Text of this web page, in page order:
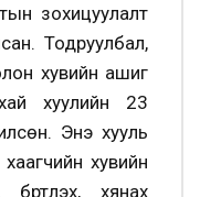
зохицуулалт
Тодруулбал,
хувийн ашиг
хуулийн 23
Энэ хууль
хувийн
хянах